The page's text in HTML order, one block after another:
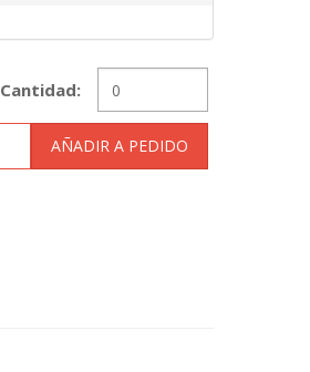
Cantidad:
AÑADIR A PEDIDO